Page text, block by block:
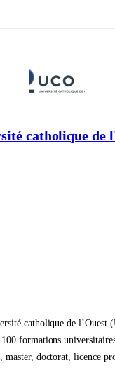
catholique de
catholique de l’Ouest
formations
master, doctorat, licence